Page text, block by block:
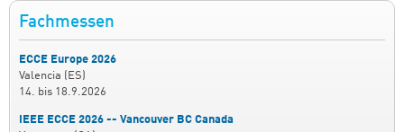
Fachmessen
ECCE Europe 2026
Valencia (ES)
14. bis 18.9.2026
IEEE ECCE 2026 -- Vancouver BC Canada